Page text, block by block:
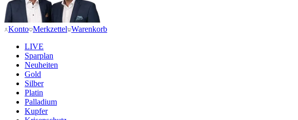
Konto Merkzettel Warenkorb
LIVE
Sparplan
Neuheiten
Gold
Silber
Platin
Palladium
Kupfer